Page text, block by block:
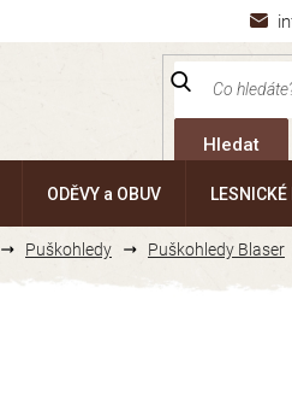
Hledat
ODĚVY a OBUV LESNICKÉ
Puškohledy Puškohledy Blaser